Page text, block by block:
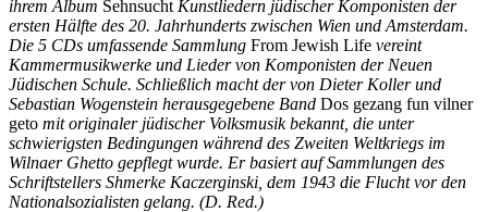
ihrem Album Sehnsucht Kunstliedern jüdischer Komponisten der
ersten Hälfte des 20. Jahrhunderts zwischen Wien und Amsterdam.
Die 5 CDs umfassende Sammlung From Jewish Life vereint
Kammermusikwerke und Lieder von Komponisten der Neuen
Jüdischen Schule. Schließlich macht der von Dieter Koller und
Sebastian Wogenstein herausgegebene Band Dos gezang fun vilner
geto mit originaler jüdischer Volksmusik bekannt, die unter
schwierigsten Bedingungen während des Zweiten Weltkriegs im
Wilnaer Ghetto gepflegt wurde. Er basiert auf Sammlungen des
Schriftstellers Shmerke Kaczerginski, dem 1943 die Flucht vor den
Nationalsozialisten gelang. (D. Red.)